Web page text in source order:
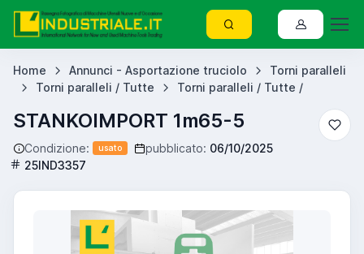
Home Annunci - Asportazione truciolo
Torni paralleli
Torni paralleli / Tutte
Torni paralleli / Tutte /
STANKOIMPORT 1m65-5
Condizione: usato pubblicato: 06/10/2025
25IND3357